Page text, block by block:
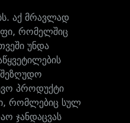
აქ მრავლად
რომელშიც
უნდა
პროდუქტი
რომლებიც სულ
ჯანდაცვას